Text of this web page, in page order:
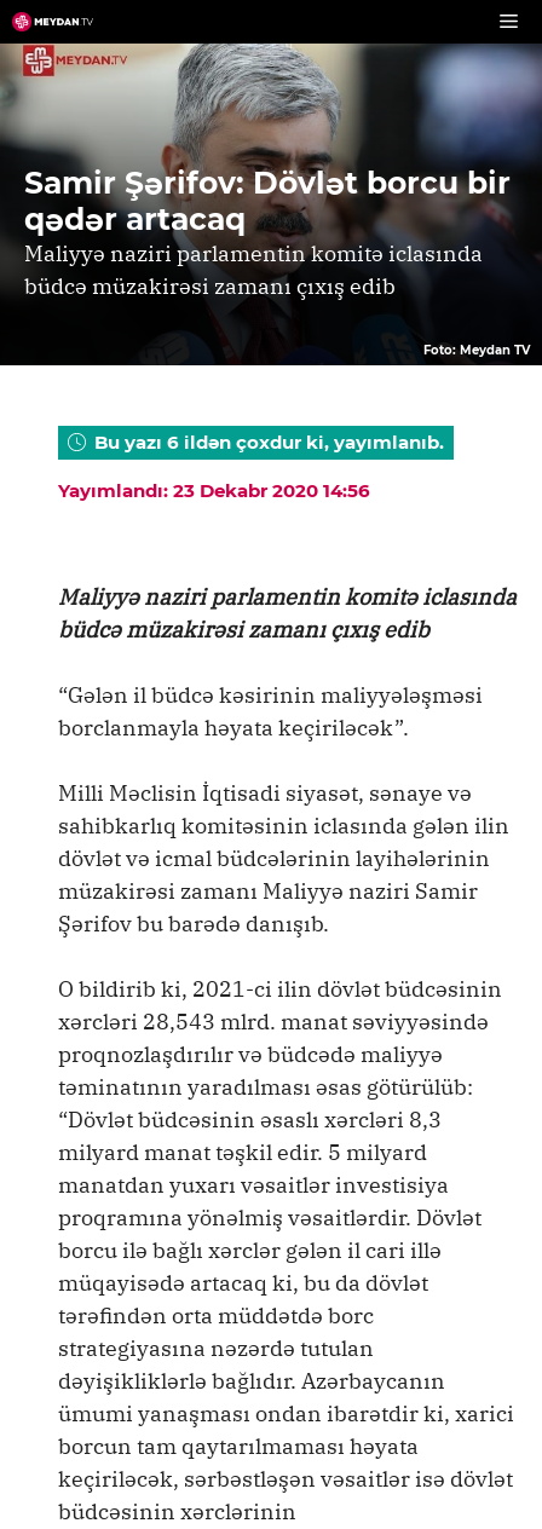
Skip
to
content
Samir Şərifov: Dövlət borcu bir
qədər artacaq
Maliyyə naziri parlamentin komitə iclasında
büdcə müzakirəsi zamanı çıxış edib
Foto: Meydan TV
Bu yazı 6 ildən çoxdur ki, yayımlanıb.
Yayımlandı: 23 Dekabr 2020 14:56
Maliyyə naziri parlamentin komitə iclasında
büdcə müzakirəsi zamanı çıxış edib
“Gələn il büdcə kəsirinin maliyyələşməsi
borclanmayla həyata keçiriləcək”.
Milli Məclisin İqtisadi siyasət, sənaye və
sahibkarlıq komitəsinin iclasında gələn ilin
dövlət və icmal büdcələrinin layihələrinin
müzakirəsi zamanı Maliyyə naziri Samir
Şərifov bu barədə danışıb.
O bildirib ki, 2021-ci ilin dövlət büdcəsinin
xərcləri 28,543 mlrd. manat səviyyəsində
proqnozlaşdırılır və büdcədə maliyyə
təminatının yaradılması əsas götürülüb:
“Dövlət büdcəsinin əsaslı xərcləri 8,3
milyard manat təşkil edir. 5 milyard
manatdan yuxarı vəsaitlər investisiya
proqramına yönəlmiş vəsaitlərdir. Dövlət
borcu ilə bağlı xərclər gələn il cari illə
müqayisədə artacaq ki, bu da dövlət
tərəfindən orta müddətdə borc
strategiyasına nəzərdə tutulan
dəyişikliklərlə bağlıdır. Azərbaycanın
ümumi yanaşması ondan ibarətdir ki, xarici
borcun tam qaytarılmaması həyata
keçiriləcək, sərbəstləşən vəsaitlər isə dövlət
büdcəsinin xərclərinin